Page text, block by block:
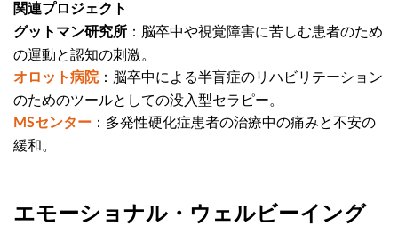
関連プロジェクト
グットマン研究所 ：脳卒中や視覚障害に苦しむ患者のため
の運動と認知の刺激。
オロット病院：脳卒中による半盲症のリハビリテーション
のためのツールとしての没入型セラピー。
MSセンター ：多発性硬化症患者の治療中の痛みと不安の
緩和。
エモーショナル・ウェルビーイング